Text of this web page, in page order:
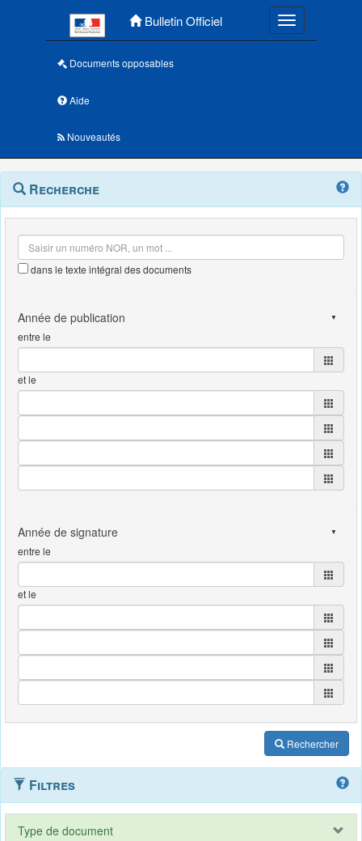
Bulletin Officiel Toggle
Documents opposables
Aide
Nouveautés
Navigation
outils
Menu
contextuel
Recherche
dans le texte intégral des documents
entre le
et le
entre le
et le
Rechercher
Filtres
Type de document